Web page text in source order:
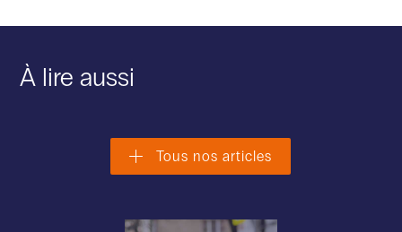
À lire aussi
Tous nos articles